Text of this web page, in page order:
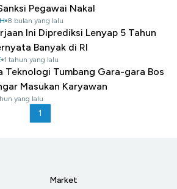
Pegawai Nakal
8 bulan yang lalu
Ini Diprediksi Lenyap 5 Tahun
Banyak di RI
1 tahun yang lalu
Teknologi Tumbang Gara-gara Bos
Masukan Karyawan
yang lalu
1
Market